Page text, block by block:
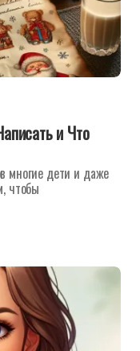
и Что
многие дети и даже
чтобы